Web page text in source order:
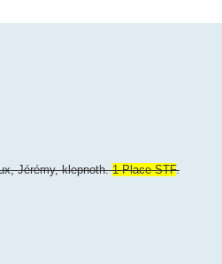
Jérémy, klepnoth.1 Place STF.